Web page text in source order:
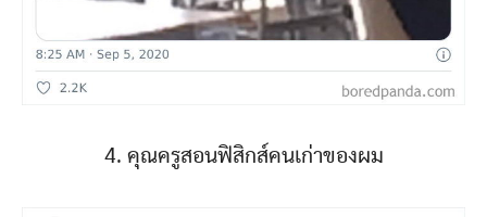
4. คุณครูสอนฟิสิกส์คนเก่าของผม